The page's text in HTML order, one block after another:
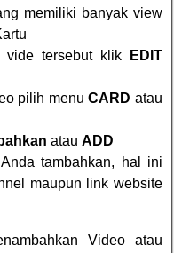
memiliki banyak view
vide tersebut klik
EDIT
pilih menuCARD atau
atau ADD
tambahkan, hal ini
maupun link website
Video atau